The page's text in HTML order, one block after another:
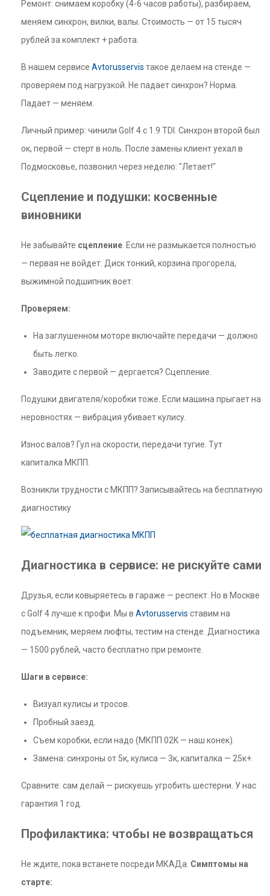
Ремонт: снимаем коробку (4-6 часов работы), разбираем,
меняем синхрон, вилки, валы. Стоимость — от 15 тысяч
рублей за комплект + работа.
В нашем сервисе Avtorusservis такое делаем на стенде —
проверяем под нагрузкой. Не падает синхрон? Норма.
Падает — меняем.
Личный пример: чинили Golf 4 с 1.9 TDI. Синхрон второй был
ок, первой — стерт в ноль. После замены клиент уехал в
Подмосковье, позвонил через неделю: "Летает!"
Сцепление и подушки: косвенные
виновники
Не забывайте сцепление . Если не размыкается полностью
— первая не войдет. Диск тонкий, корзина прогорела,
выжимной подшипник воет.
Проверяем:
На заглушенном моторе включайте передачи — должно
быть легко.
Заводите с первой — дергается? Сцепление.
Подушки двигателя/коробки тоже. Если машина прыгает на
неровностях — вибрация убивает кулису.
Износ валов? Гул на скорости, передачи тугие. Тут
капиталка МКПП.
Возникли трудности с МКПП? Записывайтесь на бесплатную
диагностику
Диагностика в сервисе: не рискуйте сами
Друзья, если ковыряетесь в гараже — респект. Но в Москве
с Golf 4 лучше к профи. Мы в Avtorusservis ставим на
подъемник, меряем люфты, тестим на стенде. Диагностика
— 1500 рублей, часто бесплатно при ремонте.
Шаги в сервисе:
Визуал кулисы и тросов.
Пробный заезд.
Съем коробки, если надо (МКПП 02K — наш конек).
Замена: синхроны от 5к, кулиса — 3к, капиталка — 25к+.
Сравните: сам делай — рискуешь угробить шестерни. У нас
гарантия 1 год.
Профилактика: чтобы не возвращаться
Не ждите, пока встанете посреди МКАДа. Симптомы на
старте: